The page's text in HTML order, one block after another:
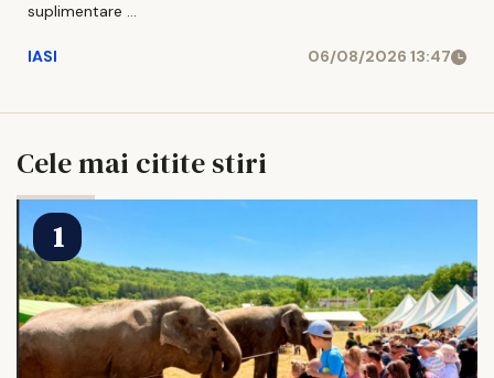
suplimentare ...
IASI 06/08/2026 13:47
Cele mai citite stiri